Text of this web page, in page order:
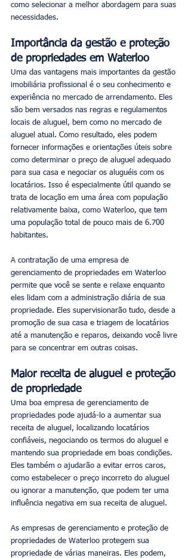
como selecionar a melhor abordagem para suas
necessidades.
Importância da gestão e proteção
de propriedades em Waterloo
Uma das vantagens mais importantes da gestão
imobiliária profissional é o seu conhecimento e
experiência no mercado de arrendamento. Eles
são bem versados nas regras e regulamentos
locais de aluguel, bem como no mercado de
aluguel atual. Como resultado, eles podem
fornecer informações e orientações úteis sobre
como determinar o preço de aluguel adequado
para sua casa e negociar os aluguéis com os
locatários. Isso é especialmente útil quando se
trata de locação em uma área com população
relativamente baixa, como Waterloo, que tem
uma população total de pouco mais de 6.700
habitantes.
A contratação de uma empresa de
gerenciamento de propriedades em Waterloo
permite que você se sente e relaxe enquanto
eles lidam com a administração diária de sua
propriedade. Eles supervisionarão tudo, desde a
promoção de sua casa e triagem de locatários
até a manutenção e reparos, deixando você livre
para se concentrar em outras coisas.
Maior receita de aluguel e proteção
de propriedade
Uma boa empresa de gerenciamento de
propriedades pode ajudá-lo a aumentar sua
receita de aluguel, localizando locatários
confiáveis, negociando os termos do aluguel e
mantendo sua propriedade em boas condições.
Eles também o ajudarão a evitar erros caros,
como estabelecer o preço incorreto do aluguel
ou ignorar a manutenção, que podem ter uma
influência negativa em sua receita de aluguel.
As empresas de gerenciamento e proteção de
propriedades de Waterloo protegem sua
propriedade de várias maneiras. Eles podem,